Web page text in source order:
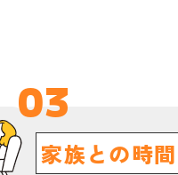
03
家族との時間